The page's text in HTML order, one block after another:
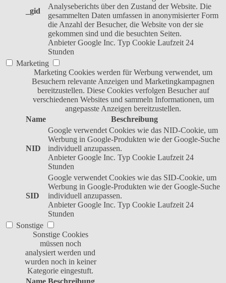
_gid
Analyseberichts über den Zustand der Website. Die
gesammelten Daten umfassen in anonymisierter Form
die Anzahl der Besucher, die Website von der sie
gekommen sind und die besuchten Seiten.
Anbieter Google Inc. Typ Cookie Laufzeit 24
Stunden
Marketing
Marketing Cookies werden für Werbung verwendet, um
Besuchern relevante Anzeigen und Marketingkampagnen
bereitzustellen. Diese Cookies verfolgen Besucher auf
verschiedenen Websites und sammeln Informationen, um
angepasste Anzeigen bereitzustellen.
Name
Beschreibung
NID
Google verwendet Cookies wie das NID-Cookie, um
Werbung in Google-Produkten wie der Google-Suche
individuell anzupassen.
Anbieter Google Inc. Typ Cookie Laufzeit 24
Stunden
SID
Google verwendet Cookies wie das SID-Cookie, um
Werbung in Google-Produkten wie der Google-Suche
individuell anzupassen.
Anbieter Google Inc. Typ Cookie Laufzeit 24
Stunden
Sonstige
Sonstige Cookies
müssen noch
analysiert werden und
wurden noch in keiner
Kategorie eingestuft.
Name Beschreibung